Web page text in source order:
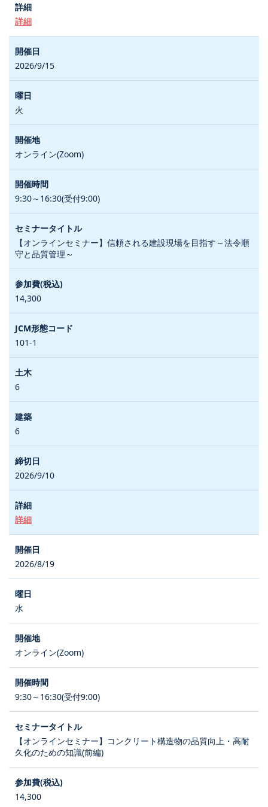
詳細
2026/9/15
火
オンライン(Zoom)
9:30～16:30(受付9:00)
【オンラインセミナー】信頼される建設現場を目指す～法令順
守と品質管理～
14,300
101-1
6
6
2026/9/10
詳細
2026/8/19
水
オンライン(Zoom)
9:30～16:30(受付9:00)
【オンラインセミナー】コンクリート構造物の品質向上・高耐
久化のための知識(前編)
14,300